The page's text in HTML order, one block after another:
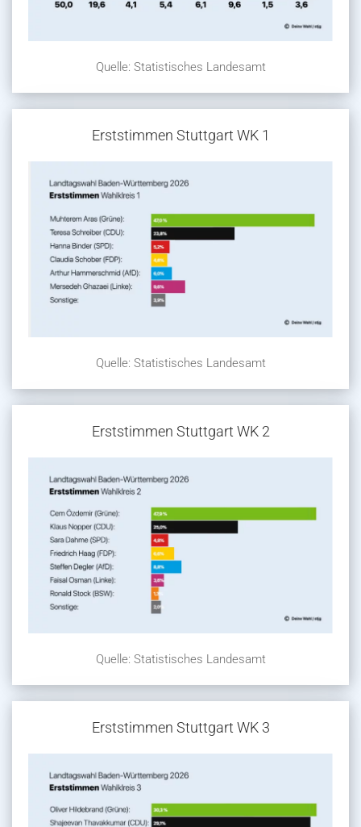
Quelle: Statistisches Landesamt
Erststimmen Stuttgart WK 1
Quelle: Statistisches Landesamt
Erststimmen Stuttgart WK 2
Quelle: Statistisches Landesamt
Erststimmen Stuttgart WK 3